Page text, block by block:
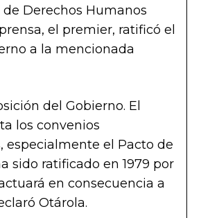
Derechos Humanos
el premier, ratificó el
a la mencionada
del Gobierno. El
los convenios
especialmente el Pacto de
sido ratificado en 1979 por
en consecuencia a
Otárola.